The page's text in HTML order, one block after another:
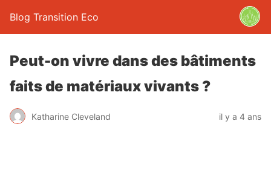
Blog Transition Eco
Peut-on vivre dans des bâtiments
faits de matériaux vivants ?
Katharine Cleveland il y a 4 ans